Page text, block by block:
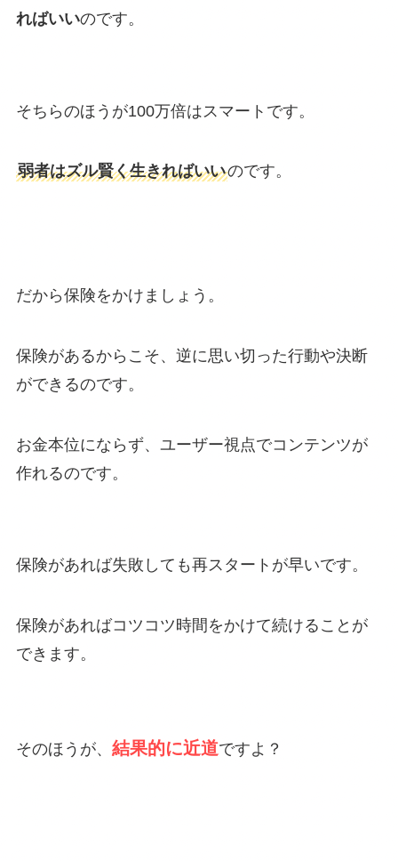
ればいいのです。
そちらのほうが100万倍はスマートです。
弱者はズル賢く生きればいいのです。
だから保険をかけましょう。
保険があるからこそ、逆に思い切った行動や決断
ができるのです。
お金本位にならず、ユーザー視点でコンテンツが
作れるのです。
保険があれば失敗しても再スタートが早いです。
保険があればコツコツ時間をかけて続けることが
できます。
そのほうが、 結果的に近道ですよ？